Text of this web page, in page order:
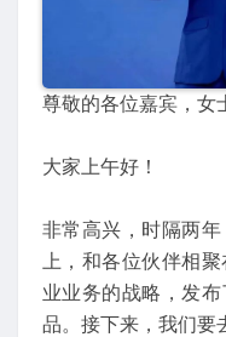
尊敬的各位嘉宾，女
大家上午好！
非常高兴，时隔两
上，和各位伙伴相
业业务的战略，发
品。接下来，我们要